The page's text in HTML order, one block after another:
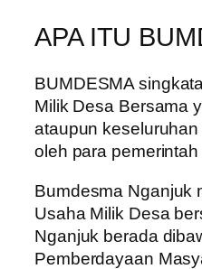
APA ITU
BUMDESMA
Milik Desa Bersama
ataupun
oleh para pemerintah
Bumdesma Nganjuk
Usaha Milik Desa
Nganjuk berada
Pemberdayaan